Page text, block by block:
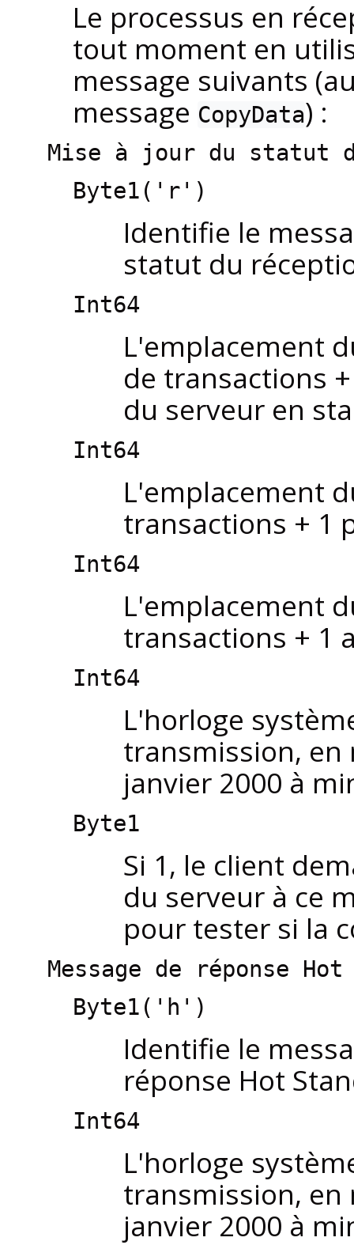
Le processus en
tout moment en
message suivants
message CopyData) :
Mise à jour du statut
Byte1('r')
Identifie le
statut du
Int64
L'emplacement
de transactions
du serveur en
Int64
L'emplacement
transactions + 1
Int64
L'emplacement
transactions + 1
Int64
L'horloge
transmission, en
janvier 2000 à
Byte1
Si 1, le client
du serveur à ce
pour tester si la
Message de réponse
Byte1('h')
Identifie le
réponse Hot
Int64
L'horloge
transmission, en
janvier 2000 à